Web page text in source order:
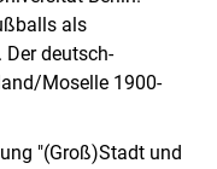
als
deutsch-
Moselle 1900-
"(Groß)Stadt und